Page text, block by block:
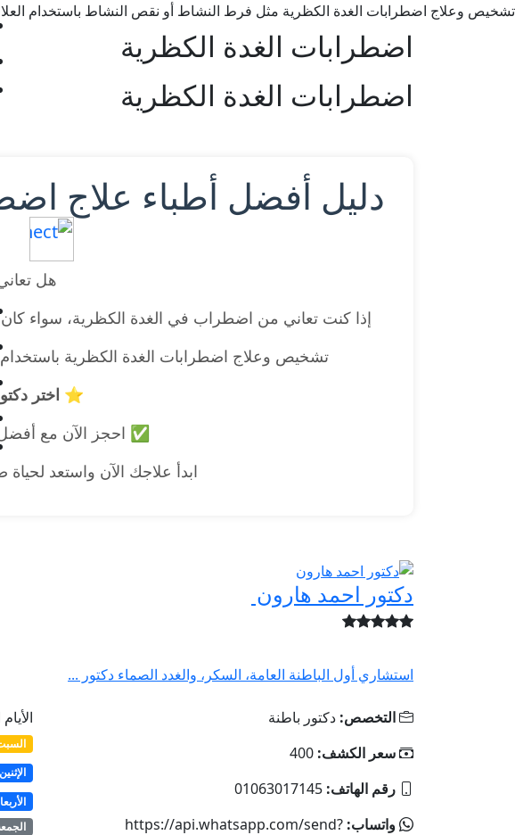
تشخيص وعلاج اضطرابات الغدة الكظرية مثل فرط النشاط أو نقص النشاط باستخدام
اضطرابات الغدة الكظرية
اضطرابات الغدة الكظرية
دليل أفضل أطباء علاج
هل
إذا كنت تعاني من اضطراب في الغدة الكظرية، سواء
تشخيص وعلاج اضطرابات الغدة الكظرية باستخدام
⭐ اختر
✅ احجز الآن مع
ابدأ علاجك الآن واستعد
دكتور احمد هارون
استشاري أول الباطنة العامة، السكر، والغدد الصماء دكتور ...
التخصص: دكتور باطنة
سعر الكشف: 400
رقم الهاتف: 01063017145
واتساب: https://api.whatsapp.com/send?
الإثنين